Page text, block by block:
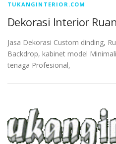
TUKANGINTERIOR.COM
Dekorasi Interior
Jasa Dekorasi Custom dinding,
Backdrop, kabinet model
tenaga Profesional,